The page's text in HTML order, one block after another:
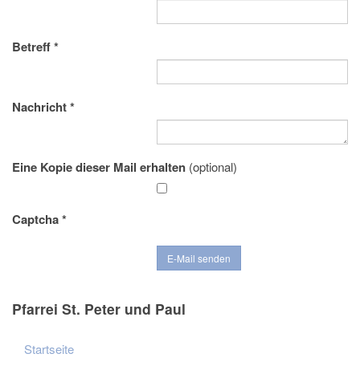
Betreff*
Nachricht*
Eine Kopie dieser Mail erhalten (optional)
Captcha*
E-Mail senden
Pfarrei St. Peter und Paul
Startseite